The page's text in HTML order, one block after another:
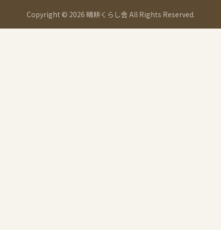
Copyright © 2026 晴耕くらし舎 All Rights Reserved.